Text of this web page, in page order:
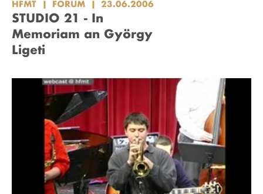
HFMT FORUM 23.06.2006
STUDIO 21 - In
Memoriam an György
Ligeti